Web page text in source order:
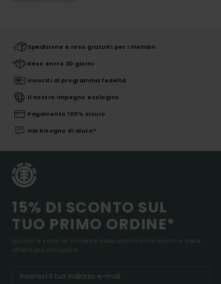
Spedizione e reso gratuiti per i membri
Reso entro 30 giorni
Unisciti al programma fedeltà
Il nostro impegno ecologico
Pagamento 100% sicuro
Hai bisogno di aiuto?
15% DI SCONTO SUL
TUO PRIMO ORDINE*
Iscriviti e sarai al corrente delle ultimissime novità e delle
offerte più esclusive.